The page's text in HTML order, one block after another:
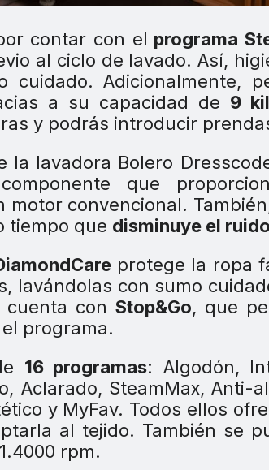
contar con el programa
al ciclo de lavado. Así,
cuidado. Adicionalmente,
a su capacidad de 9
y podrás introducir
la lavadora Bolero
que
convencional.
tiempo que disminuye el
protege la ropa
lavándolas con sumo
cuenta con Stop&Go, que
programa.
16 programas: Algodón,
Aclarado, SteamMax, Anti-
y MyFav. Todos ellos
al tejido. También se
rpm.